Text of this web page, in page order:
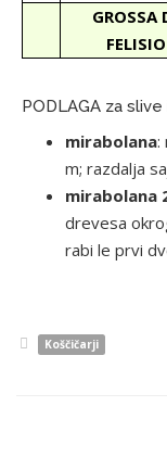
GROSSA
FELISIO
PODLAGA za
mirabolana:
m; razdalja
mirabolana
drevesa
rabi le prvi
Koščičarji